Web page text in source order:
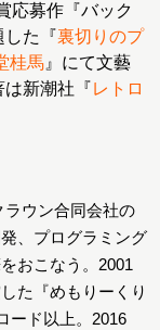
応募作『バック
した『裏切りのプ
桂馬 』にて文藝
新潮社『レトロ
ウン合同会社の
、プログラミング
おこなう。2001
た『めもりーくり
ード以上。2016